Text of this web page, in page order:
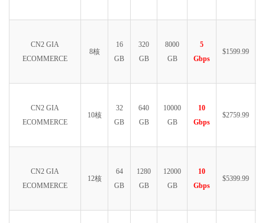
CN2 GIA
ECOMMERCE
8核
16
GB
320
GB
8000
GB
5
Gbps
$1599.99
CN2 GIA
ECOMMERCE
10核
32
GB
640
GB
10000
GB
10
Gbps
$2759.99
CN2 GIA
ECOMMERCE
12核
64
GB
1280
GB
12000
GB
10
Gbps
$5399.99